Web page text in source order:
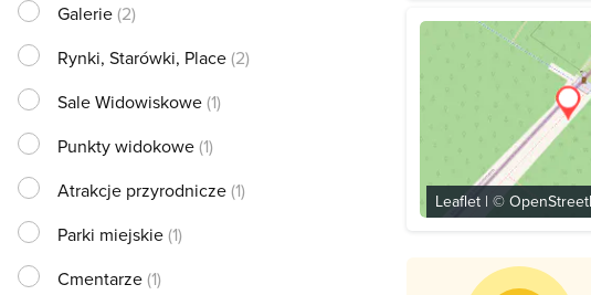
Leaflet | ©
Galerie(2)
Rynki, Starówki, Place(2)
Sale Widowiskowe(1)
Punkty widokowe(1)
Atrakcje przyrodnicze(1)
Parki miejskie(1)
Cmentarze(1)